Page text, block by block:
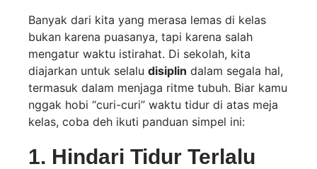
Banyak dari kita yang merasa lemas di kelas
bukan karena puasanya, tapi karena salah
mengatur waktu istirahat. Di sekolah, kita
diajarkan untuk selalu disiplin dalam segala hal,
termasuk dalam menjaga ritme tubuh. Biar kamu
nggak hobi “curi-curi” waktu tidur di atas meja
kelas, coba deh ikuti panduan simpel ini:
1. Hindari Tidur Terlalu